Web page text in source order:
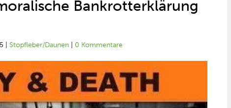
Bankrotterklärung
Stopfleber/Daunen 0 Kommentare